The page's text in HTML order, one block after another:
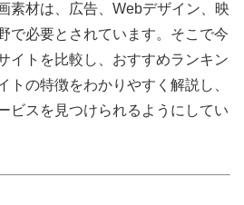
素材は、広告、Webデザイン、映
で必要とされています。そこで今
イトを比較し、おすすめランキン
トの特徴をわかりやすく解説し、
ビスを見つけられるようにしてい